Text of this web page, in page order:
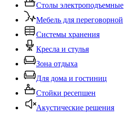
Столы электроподъемные
Мебель для переговорной
Системы хранения
Кресла и стулья
Зона отдыха
Для дома и гостиниц
Стойки ресепшен
Акустические решения